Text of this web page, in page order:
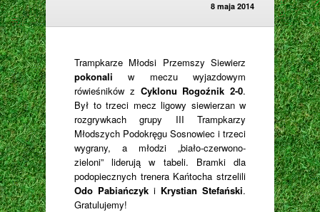
8 maja 2014
Trampkarze Młodsi Przemszy Siewierz
pokonali w meczu wyjazdowym
rówieśników z Cyklonu Rogoźnik 2-0.
Był to trzeci mecz ligowy siewierzan w
rozgrywkach grupy III Trampkarzy
Młodszych Podokręgu Sosnowiec i trzeci
wygrany, a młodzi „biało-czerwono-
zieloni” liderują w tabeli. Bramki dla
podopiecznych trenera Kańtocha strzelili
Odo Pabiańczyk i Krystian Stefański.
Gratulujemy!